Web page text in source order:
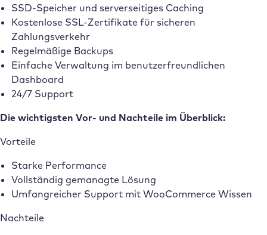
SSD-Speicher und serverseitiges Caching
Kostenlose SSL-Zertifikate für sicheren
Zahlungsverkehr
Regelmäßige Backups
Einfache Verwaltung im benutzerfreundlichen
Dashboard
24/7 Support
Die wichtigsten Vor- und Nachteile im Überblick:
Vorteile
Starke Performance
Vollständig gemanagte Lösung
Umfangreicher Support mit WooCommerce Wissen
Nachteile